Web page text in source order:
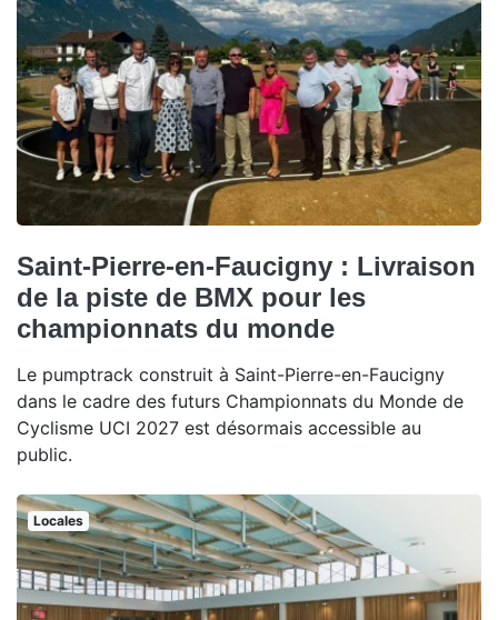
Saint-Pierre-en-Faucigny : Livraison
de la piste de BMX pour les
championnats du monde
Le pumptrack construit à Saint-Pierre-en-Faucigny
dans le cadre des futurs Championnats du Monde de
Cyclisme UCI 2027 est désormais accessible au
public.
Locales